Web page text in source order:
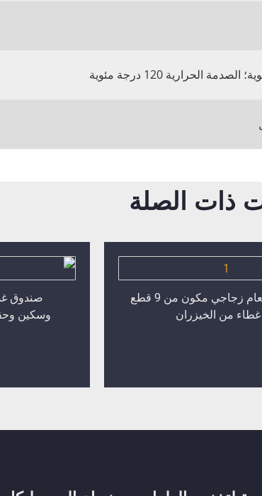
ذات الصلة
طقم علب طعام زجاجي مكون من 9 قطع
من الخيزران
صندوق
وسكين